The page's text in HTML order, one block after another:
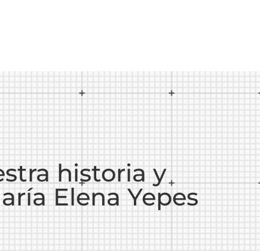
historia y
Elena Yepes